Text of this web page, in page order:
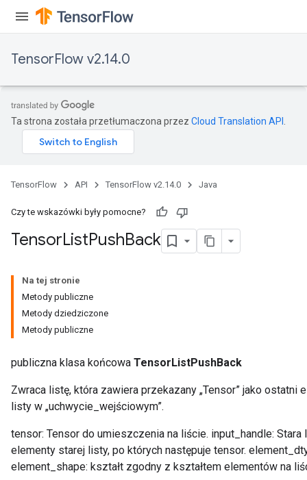
TensorFlow v2.14.0
Ta strona została przetłumaczona przez Cloud Translation API
TensorFlow API TensorFlow v2.14.0 Java
Czy te wskazówki były pomocne?
TensorListPushBack
Na tej stronie
Metody publiczne
Metody dziedziczone
Metody publiczne
publiczna klasa końcowa TensorListPushBack
Zwraca listę, która zawiera przekazany „Tensor” jako ostatni
listy w „uchwycie_wejściowym”.
tensor: Tensor do umieszczenia na liście. input_handle:
elementy starej listy, po których następuje tensor.
element_shape: kształt zgodny z kształtem elementów na